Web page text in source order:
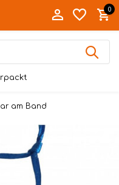
0
am Band